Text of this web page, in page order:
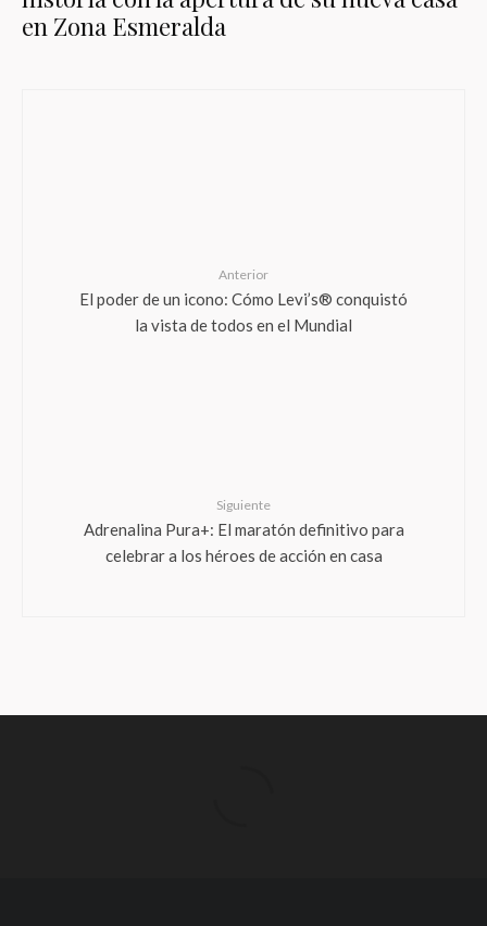
en Zona Esmeralda
Anterior
El poder de un icono: Cómo Levi’s® conquistó
la vista de todos en el Mundial
Siguiente
Adrenalina Pura+: El maratón definitivo para
celebrar a los héroes de acción en casa